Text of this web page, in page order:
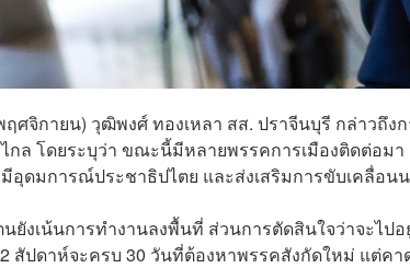
ฤศจิกายน) วุฒิพงศ์ ทองเหลา สส. ปราจีนบุรี กล่าวถึง
กล โดยระบุว่า ขณะนี้มีหลายพรรคการเมืองติดต่อม
อุดมการณ์ประชาธิปไตย และส่งเสริมการขับเคลื่อน
ยังเน้นการทำงานลงพื้นที่ ส่วนการตัดสินใจว่าจะไ
สัปดาห์จะครบ 30 วันที่ต้องหาพรรคสังกัดใหม่ แต่ค